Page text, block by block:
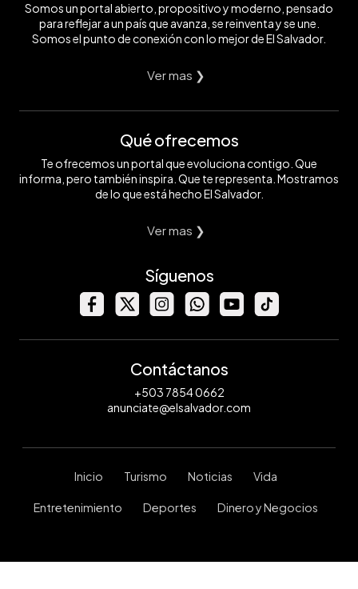
Somos un portal abierto, propositivo y moderno, pensado
para reflejar a un país que avanza, se reinventa y se une.
Somos el punto de conexión con lo mejor de El Salvador.
Ver mas ❯
Qué ofrecemos
Te ofrecemos un portal que evoluciona contigo. Que
informa, pero también inspira. Que te representa. Mostramos
de lo que está hecho El Salvador.
Ver mas ❯
Síguenos
Contáctanos
+503 7854 0662
anunciate@elsalvador.com
Inicio Turismo Noticias Vida
Entretenimiento Deportes Dinero y Negocios